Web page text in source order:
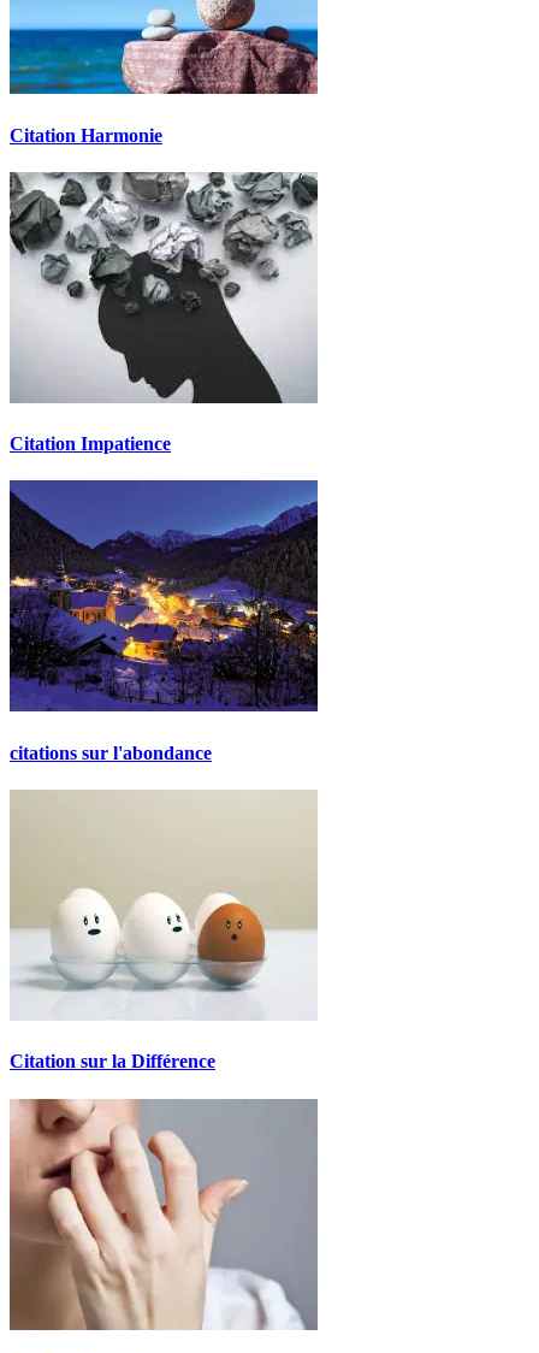
Citation Harmonie
Citation Impatience
citations sur l'abondance
Citation sur la Différence